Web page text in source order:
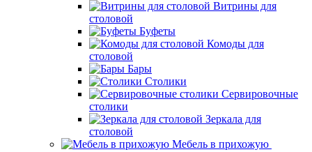
Витрины для
столовой
Буфеты
Комоды для
столовой
Бары
Столики
Сервировочные
столики
Зеркала для
столовой
Мебель в прихожую